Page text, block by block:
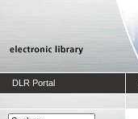
DLR Portal